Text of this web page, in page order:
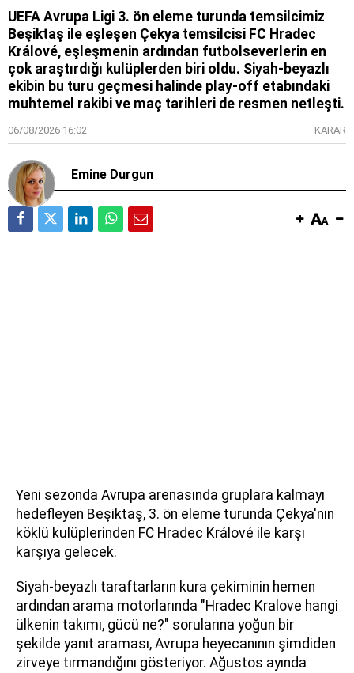
UEFA Avrupa Ligi 3. ön eleme turunda temsilcimiz
Beşiktaş ile eşleşen Çekya temsilcisi FC Hradec
Králové, eşleşmenin ardından futbolseverlerin en
çok araştırdığı kulüplerden biri oldu. Siyah-beyazlı
ekibin bu turu geçmesi halinde play-off etabındaki
muhtemel rakibi ve maç tarihleri de resmen netleşti.
06/08/2026 16:02 KARAR
Emine Durgun
Yeni sezonda Avrupa arenasında gruplara kalmayı
hedefleyen Beşiktaş, 3. ön eleme turunda Çekya'nın
köklü kulüplerinden FC Hradec Králové ile karşı
karşıya gelecek.
Siyah-beyazlı taraftarların kura çekiminin hemen
ardından arama motorlarında "Hradec Kralove hangi
ülkenin takımı, gücü ne?" sorularına yoğun bir
şekilde yanıt araması, Avrupa heyecanının şimdiden
zirveye tırmandığını gösteriyor. Ağustos ayında